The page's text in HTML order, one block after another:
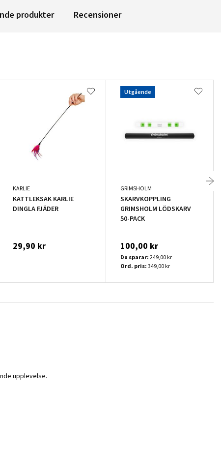
produkter Recensioner
KARLIE
KATTLEKSAK KARLIE
DINGLA FJÄDER
29,90 kr
Utgående
GRIMSHOLM
SKARVKOPPLING
GRIMSHOLM LÖDSKARV
50-PACK
100,00 kr
Du sparar: 249,00 kr
Ord. pris: 349,00 kr
upplevelse.